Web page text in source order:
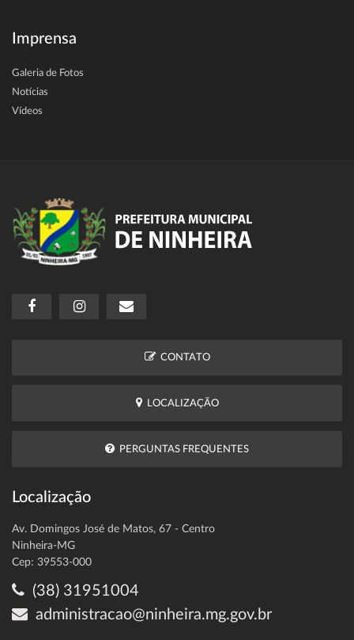
Imprensa
Galeria de Fotos
Notícias
Vídeos
CONTATO
LOCALIZAÇÃO
PERGUNTAS FREQUENTES
Localização
Av. Domingos José de Matos, 67 - Centro
Ninheira-MG
Cep: 39553-000
(38) 31951004
administracao@ninheira.mg.gov.br